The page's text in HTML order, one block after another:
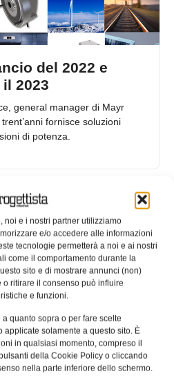
noi e i nostri partner utilizziamo
e/o accedere alle informazioni
tecnologie permetterà a noi e ai nostri
come il comportamento durante la
sito e di mostrare annunci (non)
ritirare il consenso può influire
e funzioni.
quanto sopra o per fare scelte
applicate solamente a questo sito. È
in qualsiasi momento, compreso il
della Cookie Policy o cliccando
nella parte inferiore dello schermo.
del 2022 e
2023
general manager di Mayr
fornisce soluzioni
di potenza.
general manager